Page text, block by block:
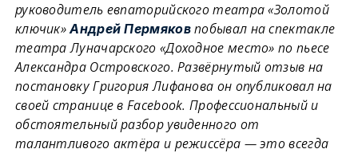
руководитель евпаторийского театра «Золотой
ключик» Андрей Пермяковпобывал на спектакле
театра Луначарского «Доходное место» по пьесе
Александра Островского. Развёрнутый отзыв на
постановку Григория Лифанова он опубликовал на
своей странице в Facebook. Профессиональный и
обстоятельный разбор увиденного от
талантливого актёра и режиссёра — это всегда